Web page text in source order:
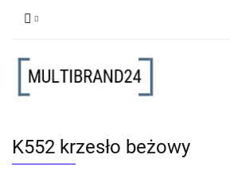
K552 krzesło beżowy